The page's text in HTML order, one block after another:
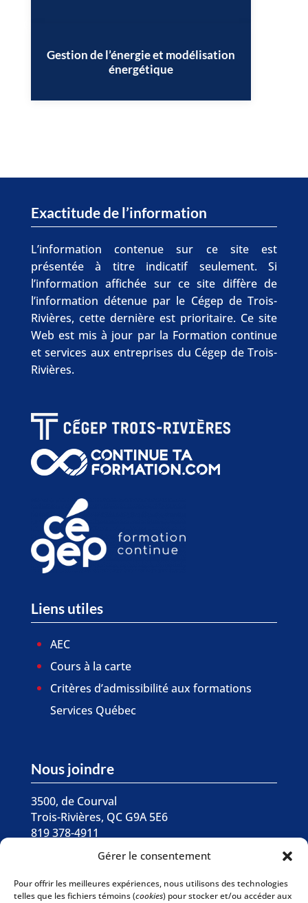
Gérer le consentement
Pour offrir les meilleures expériences, nous utilisons des technologies
telles que les fichiers témoins (cookies) pour stocker et/ou accéder aux
Gestion de l’énergie et modélisation
énergétique
Exactitude de l’information
L’information contenue sur ce site est
présentée à titre indicatif seulement. Si
l’information affichée sur ce site diffère de
l’information détenue par le Cégep de Trois-
Rivières, cette dernière est prioritaire. Ce site
Web est mis à jour par la Formation continue
et services aux entreprises du Cégep de Trois-
Rivières.
Liens utiles
AEC
Cours à la carte
Critères d’admissibilité aux formations
Services Québec
Nous joindre
3500, de Courval
Trois-Rivières, QC G9A 5E6
819 378-4911
